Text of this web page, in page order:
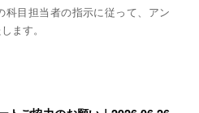
科目担当者の指示に従って、アン
ます。